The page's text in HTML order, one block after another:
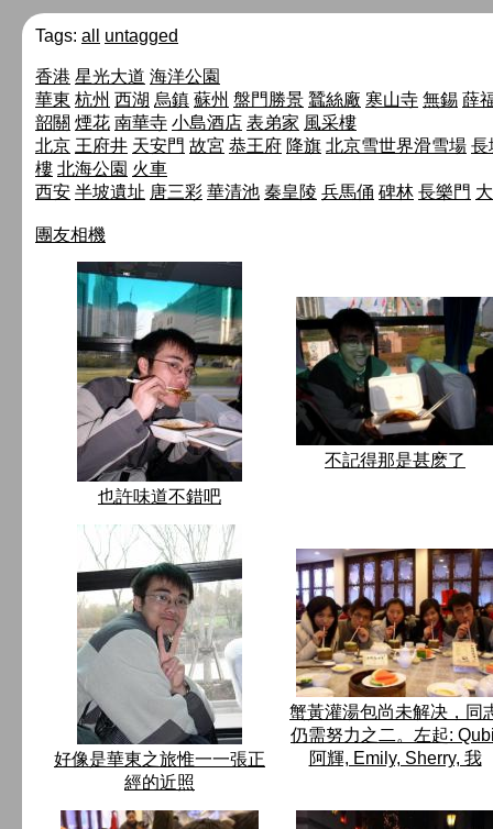
Tags: all untagged
香港 星光大道 海洋公園
華東 杭州 西湖 烏鎮 蘇州 盤門勝景 蠶絲廠 寒山寺 無錫 薛
韶關 煙花 南華寺 小島酒店 表弟家 風采樓
北京 王府井 天安門 故宮 恭王府 降旗 北京雪世界滑雪場 長
樓 北海公園 火車
西安 半坡遺址 唐三彩 華清池 秦皇陵 兵馬俑 碑林 長樂門
團友相機
也許味道不錯吧
不記得那是甚麽了
好像是華東之旅惟一一張正
經的近照
蟹黃灌湯包尚未解决，同
仍需努力之二。左起:
阿輝, Emily, Sherry, 我